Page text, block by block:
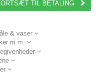
TIL BETALING
& vaser
m.m.